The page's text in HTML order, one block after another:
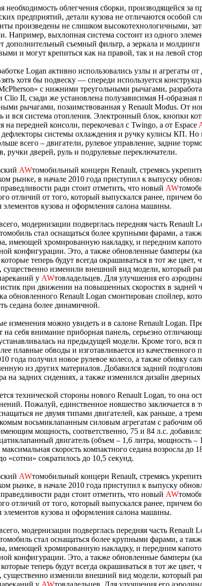
необходимость облегчения сборки, производящейся за
предприятий, детали кузова не отличаются особой
произведены не слишком высокотехнологичными,
Например, выхлопная система состоит из одного
дополнительный съемный фильтр, а зеркала и молдинги
и могут крепиться как на правой, так и на левой
Logan активно использовались узлы и агрегаты
хотя бы подвеску — спереди используется
с нижними треугольными рычагами,
Clio II, сзади же установлена полузависимая Н-образная
рычагами, позаимствованная у Renault Modus. От
и вся система отопления. Электронный блок, кнопки
на передней консоли, перекочевал с Twingo, а от Espace
системы охлаждения и ручку кулисы КП. Но
всего – двигатели, рулевое управление, задние
ручки дверей, руль и подрулевые переключатели.
AWтомобильный концерн Renault, стремясь
рынке, в начале 2010 года приступил к выпуску
ради стоит отметить, что новый AW
отличий от того, который выпускался ранее, причем
элементов кузова и оформления салона машины.
модернизации подверглась передняя часть Renault
стал оснащаться более крупными фарами, а
имеющей хромированную накладку, и передним
конфигурации. Это, а также обновленные бамперы
теперь будут всегда окрашиваться в тот же цвет,
изменили внешний вид модели, который
у AWтовладельцев. Для улучшения его
при движении на повышенных скоростях в задней
обновленного Renault Logan смонтирован спойлер,
седана более динамичной.
изменения можно увидеть и в салоне Renault Logan.
на себя внимание приборная панель, серьезно
на предыдущей модели. Кроме того, вся
плавные обводы и изготавливается из качественного
года получил новое рулевое колесо, а также обивку
из других материалов. Добавился задний
на задних сидениях, а также изменился дизайн
технической стороны нового Renault Logan, то она
Пожалуй, единственное новшество заключается в
не двумя типами двигателей, как раньше, а
восьмиклапанным силовым агрегатам с рабочим
мощность, соответственно, 75 и 84 л.с.
двигатель (объем – 1,6 литра, мощность
скорость компактного седана возросла до
«сотни» сократилось до 10,5 секунд.
AWтомобильный концерн Renault, стремясь
рынке, в начале 2010 года приступил к выпуску
ради стоит отметить, что новый AW
отличий от того, который выпускался ранее, причем
элементов кузова и оформления салона машины.
модернизации подверглась передняя часть Renault
стал оснащаться более крупными фарами, а
имеющей хромированную накладку, и передним
конфигурации. Это, а также обновленные бамперы
теперь будут всегда окрашиваться в тот же цвет,
изменили внешний вид модели, который
у AWтовладельцев. Для улучшения его